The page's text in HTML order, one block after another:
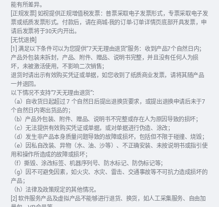
能有所差异。
[正规发票] 如视提供正规增值税发票：普票采取电子发票形式，专票采取电子发
票或纸质发票形式。付款后，请在商城-我的订单-订单详情页底部开具发票，申
请后发票将于30天内开出。
[无忧退换]
[1] 满足以下条件可以为您提供“7天无理由退货”服务：收到产品7个自然日内；
产品外包装未拆封，产品、附件、赠品、说明书完整，并且没有任何人为损
坏，未被激活使用，不影响二次销售；
退货时请出示有效购买凭证或单据，如您收到了纸质商业发票，请将其随产品
一并退回。
以下情况不支持“7天无理由退货”：
（a）自收货日起超过 7 个自然日后提出退换货要求，或提出退换申请后未于7
个自然日内寄出货品的；
（b）产品外包装、附件、赠品、说明书不完整或存在人为原因导致的损坏；
（c）无法提供有效购买凭证或单据，或对单据进行伪造、涂改；
（d）发生非产品本身质量问题导致的故障或损坏，包括但不限于碰撞、烧毁；
（e）因私自改装、异物（水、油、沙等）、不正确安装、未按说明书或指引使
用和操作所造成的故障或损坏；
（f）撕毁、涂改标签、机器序列号、防水标记、防伪标记等；
（g）因不可避免因素，如火灾、水灾、雷击、交通事故等不可抗力造成损坏的
产品；
（h）法律及政策规定的其他情况。
[2] 软件服务产品及虚拟产品不能够进行退货、换货，如人工采集服务、自由加